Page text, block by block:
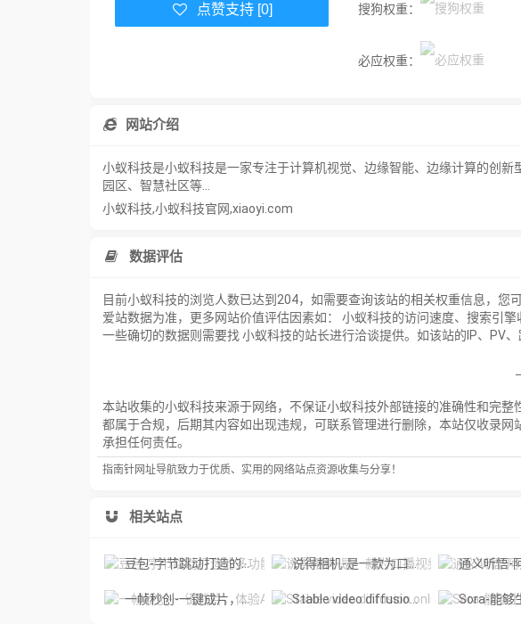
搜狗权重：
必应权重：
点赞支持 [0]
网站介绍
小蚁科技是小蚁科技是一家专注于计算机视觉、边缘智能、边缘计算的创
园区、智慧社区等...
小蚁科技,小蚁科技官网,xiaoyi.com
数据评估
目前小蚁科技的浏览人数已达到204，如需要查询该站的相关权重信息，您
爱站数据为准，更多网站价值评估因素如： 小蚁科技的访问速度、搜索引
一些确切的数据则需要找 小蚁科技的站长进行洽谈提供。如该站的IP、PV、
本站收集的小蚁科技来源于网络，不保证小蚁科技外部链接的准确性和完
都属于合规，后期其内容如出现违规，可联系管理进行删除，本站仅收录
承担任何责任。
指南针网址导航致力于优质、实用的网络站点资源收集与分享！
相关站点
豆包-字节跳动打造的多功能AI对话工具 说得相机-是一款为口播视频创作者量身定制的智能拍摄工具 通义听悟-阿里云通义听悟是聚
一帧秒创-一键成片，体验AI智能视频创作的魅力 Stable video diffusion online-免费激活您的图像，用 Stable Video Diffus Sora-能够生成长